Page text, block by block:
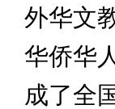
外华文
华侨华
成了全